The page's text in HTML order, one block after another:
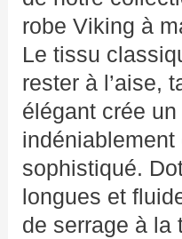
robe Viking à
Le tissu
rester à l’aise,
élégant crée un
indéniablement
sophistiqué.
longues et
de serrage à la